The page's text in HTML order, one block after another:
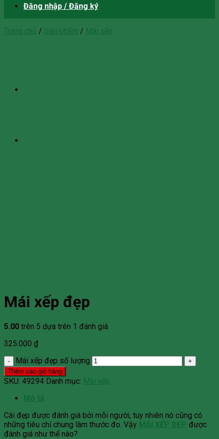
Đăng nhập / Đăng ký
Trang chủ / Sản phẩm / Mái xếp
Mái xếp đẹp
5.00 trên 5 dựa trên 1 đánh giá
325.000 ₫
Mái xếp đẹp số lượng
Thêm vào giỏ hàng
SKU: 49294 Danh mục: Mái xếp
Mô tả
Cái đẹp được đánh giá bởi mỗi người, tuy nhiên nó cũng có
những tiêu chí chung làm thước đo. Vậy MÁI XẾP ĐẸP được
đánh giá như thế nào?